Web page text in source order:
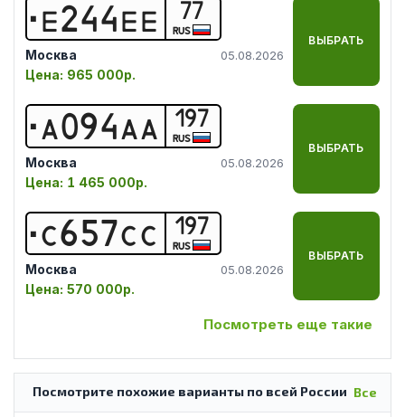
Е244ЕЕ 77
RUS
Москва 05.08.2026
Цена: 965 000р.
ВЫБРАТЬ
А094 А А 197
RUS
Москва 05.08.2026
Цена: 1 465 000р.
ВЫБРАТЬ
С657СС 197
RUS
Москва 05.08.2026
Цена: 570 000р.
ВЫБРАТЬ
Посмотреть еще такие
Все
Посмотрите похожие варианты по всей России